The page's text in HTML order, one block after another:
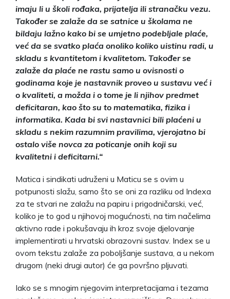
imaju li u školi rođaka, prijatelja ili stranačku vezu.
Također se zalaže da se satnice u školama ne
bildaju lažno kako bi se umjetno podebljale plaće,
već da se svatko plaća onoliko koliko uistinu radi, u
skladu s kvantitetom i kvalitetom. Također se
zalaže da plaće ne rastu samo u ovisnosti o
godinama koje je nastavnik proveo u sustavu već i
o kvaliteti, a možda i o tome je li njihov predmet
deficitaran, kao što su to matematika, fizika i
informatika. Kada bi svi nastavnici bili plaćeni u
skladu s nekim razumnim pravilima, vjerojatno bi
ostalo više novca za poticanje onih koji su
kvalitetni i deficitarni.“
Matica i sindikati udruženi u Maticu se s ovim u
potpunosti slažu, samo što se oni za razliku od Indexa
za te stvari ne zalažu na papiru i prigodničarski, već,
koliko je to god u njihovoj mogućnosti, na tim načelima
aktivno rade i pokušavaju ih kroz svoje djelovanje
implementirati u hrvatski obrazovni sustav. Index se u
ovom tekstu zalaže za poboljšanje sustava, a u nekom
drugom (neki drugi autor) će ga površno pljuvati.
Iako se s mnogim njegovim interpretacijama i tezama